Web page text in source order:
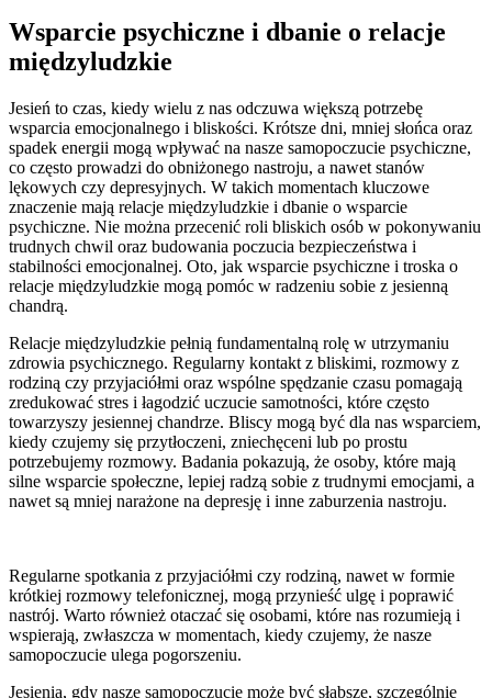
Wsparcie psychiczne i dbanie o relacje
międzyludzkie
Jesień to czas, kiedy wielu z nas odczuwa większą potrzebę
wsparcia emocjonalnego i bliskości. Krótsze dni, mniej słońca oraz
spadek energii mogą wpływać na nasze samopoczucie psychiczne,
co często prowadzi do obniżonego nastroju, a nawet stanów
lękowych czy depresyjnych. W takich momentach kluczowe
znaczenie mają relacje międzyludzkie i dbanie o wsparcie
psychiczne. Nie można przecenić roli bliskich osób w pokonywaniu
trudnych chwil oraz budowania poczucia bezpieczeństwa i
stabilności emocjonalnej. Oto, jak wsparcie psychiczne i troska o
relacje międzyludzkie mogą pomóc w radzeniu sobie z jesienną
chandrą.
Relacje międzyludzkie pełnią fundamentalną rolę w utrzymaniu
zdrowia psychicznego. Regularny kontakt z bliskimi, rozmowy z
rodziną czy przyjaciółmi oraz wspólne spędzanie czasu pomagają
zredukować stres i łagodzić uczucie samotności, które często
towarzyszy jesiennej chandrze. Bliscy mogą być dla nas wsparciem,
kiedy czujemy się przytłoczeni, zniechęceni lub po prostu
potrzebujemy rozmowy. Badania pokazują, że osoby, które mają
silne wsparcie społeczne, lepiej radzą sobie z trudnymi emocjami, a
nawet są mniej narażone na depresję i inne zaburzenia nastroju.
Regularne spotkania z przyjaciółmi czy rodziną, nawet w formie
krótkiej rozmowy telefonicznej, mogą przynieść ulgę i poprawić
nastrój. Warto również otaczać się osobami, które nas rozumieją i
wspierają, zwłaszcza w momentach, kiedy czujemy, że nasze
samopoczucie ulega pogorszeniu.
Jesienią, gdy nasze samopoczucie może być słabsze, szczególnie